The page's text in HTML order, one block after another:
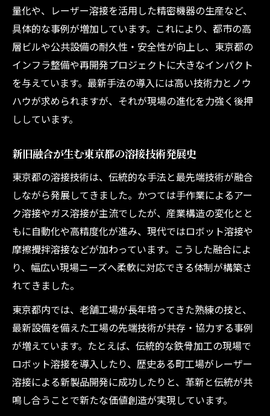
量化や、レーザー溶接を活用した精密機器の生産など、
具体的な事例が増加しています。これにより、都市の高
層ビルや公共設備の耐久性・安全性が向上し、東京都の
インフラ整備や再開発プロジェクトに大きなインパクト
を与えています。最新手法の導入には高い技術力とノウ
ハウが求められますが、それが現場の進化を力強く後押
ししています。
新旧融合が生む東京都の溶接技術発展史
東京都の溶接技術は、伝統的な手法と最先端技術が融合
しながら発展してきました。かつては手作業によるアー
ク溶接やガス溶接が主流でしたが、産業構造の変化とと
もに自動化や高精度化が進み、現代ではロボット溶接や
摩擦攪拌溶接などが加わっています。こうした融合によ
り、幅広い現場ニーズへ柔軟に対応できる体制が構築さ
れてきました。
東京都内では、老舗工場が長年培ってきた熟練の技と、
最新設備を備えた工場の先端技術が共存・協力する事例
が増えています。たとえば、伝統的な鉄骨加工の現場で
ロボット溶接を導入したり、歴史ある町工場がレーザー
溶接による新製品開発に成功したりと、革新と伝統が共
鳴し合うことで新たな価値創造が実現しています。